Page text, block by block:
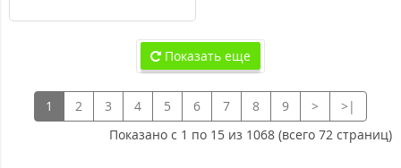
Показать еще
1 2 3 4 5 6 7 8 9 >
>|
Показано с 1 по 15 из 1068 (всего 72 страниц)